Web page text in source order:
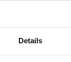
Details
czasu